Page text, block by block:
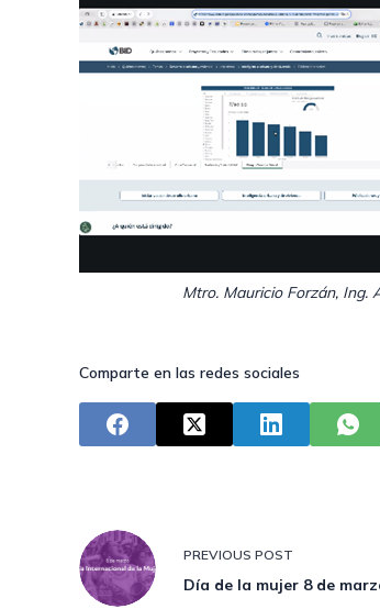
Mtro. Mauricio Forzán, Ing.
Comparte en las redes sociales
PREVIOUS POST
Día de la mujer 8 de